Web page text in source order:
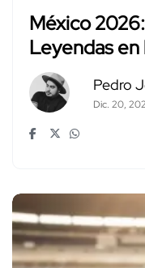
México
Leyendas en
Pedro
Dic. 20,